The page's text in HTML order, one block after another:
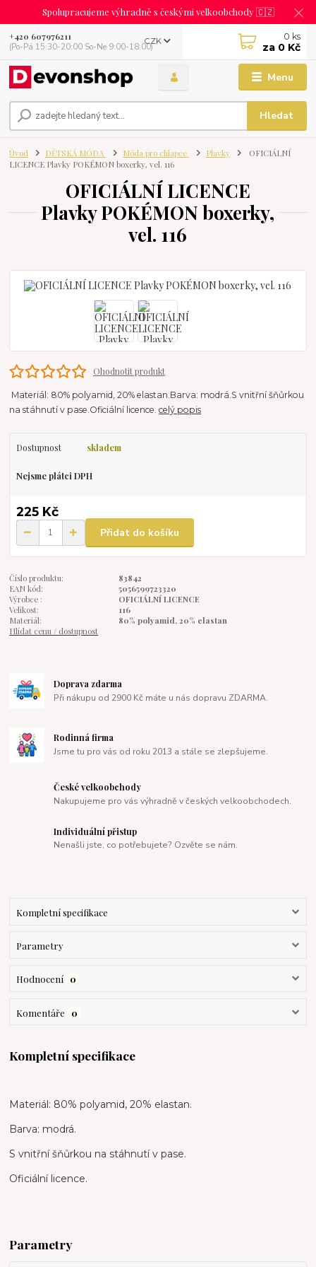
Spolupracujeme výhradně s českými velkoobchody 🇨🇿
Menu
CZK
Hledat
+420 607976211
(Po-Pá 15:30-20:00 So-Ne 9:00-18:00)
0 ks
za 0 Kč
Úvod DĚTSKÁ MÓDA Móda pro chlapce Plavky
OFICIÁLNÍ
LICENCE Plavky POKÉMON boxerky, vel. 116
OFICIÁLNÍ LICENCE
Plavky POKÉMON boxerky,
vel. 116
Ohodnotit produkt
Materiál: 80% polyamid, 20% elastan.Barva: modrá.S vnitřní šňůrkou
na stáhnutí v pase.Oficiální licence.celý popis
Dostupnost skladem
Nejsme plátci DPH
225 Kč
Přidat do košíku
Číslo produktu:
83842
EAN kód:
5056599723320
Výrobce :
OFICIÁLNÍ LICENCE
Velikost:
116
Materiál:
80% polyamid, 20% elastan
Hlídat cenu / dostupnost
Doprava zdarma
Při nákupu od 2900 Kč máte u nás dopravu ZDARMA.
Rodinná firma
Jsme tu pro vás od roku 2013 a stále se zlepšujeme.
České velkoobchody
Nakupujeme pro vás výhradně v českých velkoobchodech.
Individuální přistup
Nenašli jste, co potřebujete? Ozvěte se nám.
Kompletní specifikace
Parametry
Hodnocení 0
Komentáře 0
Kompletní specifikace
Materiál: 80% polyamid, 20% elastan.
Barva: modrá.
S vnitřní šňůrkou na stáhnutí v pase.
Oficiální licence.
Parametry